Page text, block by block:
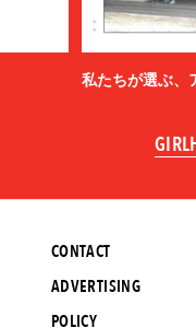
私たちが選ぶ、
CONTACT
ADVERTISING
POLICY